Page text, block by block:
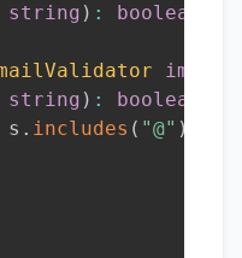
string ) : boolean
string ) : boolean
s . includes ( "@" )